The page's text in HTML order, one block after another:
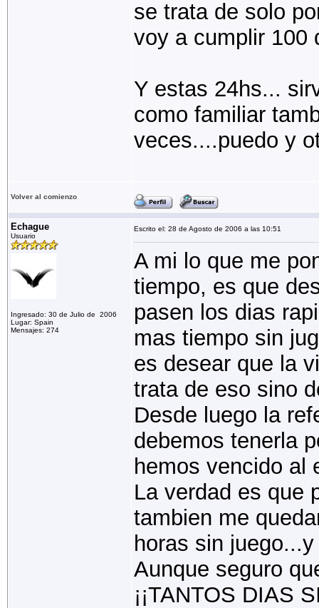
se trata de solo
voy a cumplir 100
Y estas 24hs...
como familiar
veces....puedo y
Volver al comienzo
Echague
Usuario
Ingresado: 30 de Julio de 2006
Lugar: Spain
Mensajes: 274
Escrito el: 28 de Agosto de 2006 a las 10:51
A mi lo que me
tiempo, es que
pasen los dias
mas tiempo sin
es desear que la
trata de eso sino
Desde luego la
debemos tenerla
hemos vencido al
La verdad es que
tambien me
horas sin
Aunque seguro
¡¡TANTOS DIAS